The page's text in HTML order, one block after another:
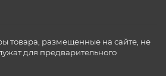
товара, размещенные на сайте, не
для предварительного